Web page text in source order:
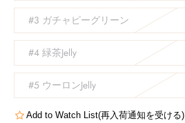
#3 ガチャピーグリーン
#4 緑茶Jelly
#5 ウーロンJelly
Add to Watch List(再入荷通知を受ける)